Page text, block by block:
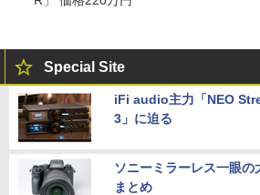
Special Site
iFi audio主力「NEO
3」に迫る
ソニーミラーレス一眼
まとめ